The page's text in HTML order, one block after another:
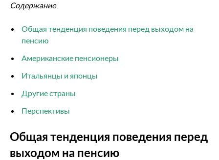
Содержание
Общая тенденция поведения перед выходом на
пенсию
Американские пенсионеры
Итальянцы и японцы
Другие страны
Перспективы
Общая тенденция поведения перед
выходом на пенсию